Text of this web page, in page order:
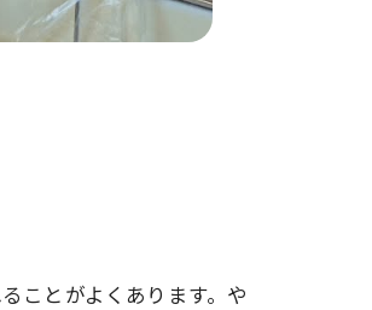
ことがよくあります。や